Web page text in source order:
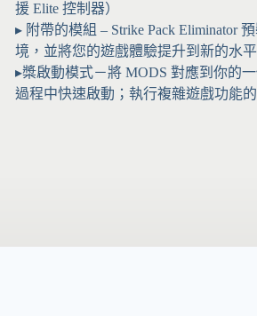
援 Elite 控制器）
▸ 附帶的模組 – Strike Pack Eliminator
境，並將您的遊戲體驗提升到新的水平
▸槳啟動模式－將 MODS 對應到你的
過程中快速啟動；執行複雜遊戲功能